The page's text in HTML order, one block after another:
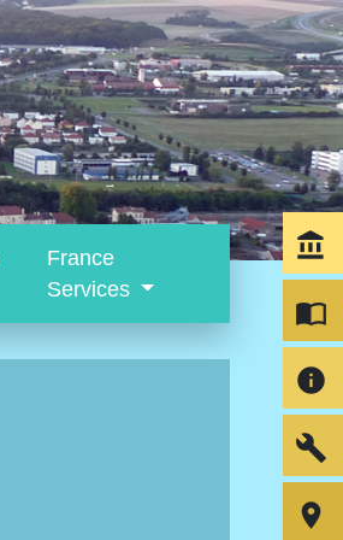
France
Services
account_balance
import_contacts
info
build
room